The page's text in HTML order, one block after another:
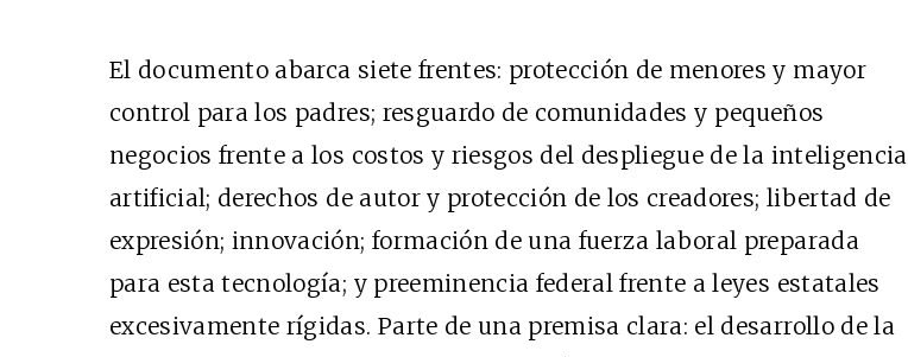
El documento abarca siete frentes: protección de menores y mayor
control para los padres; resguardo de comunidades y pequeños
negocios frente a los costos y riesgos del despliegue de la inteligencia
artificial; derechos de autor y protección de los creadores; libertad de
expresión; innovación; formación de una fuerza laboral preparada
para esta tecnología; y preeminencia federal frente a leyes estatales
excesivamente rígidas. Parte de una premisa clara: el desarrollo de la